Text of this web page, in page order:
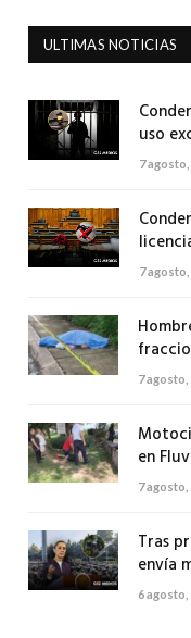
ULTIMAS NOTICIAS
uso
7 agosto,
7 agosto,
7 agosto,
en
7 agosto,
Tras
envía
6 agosto,